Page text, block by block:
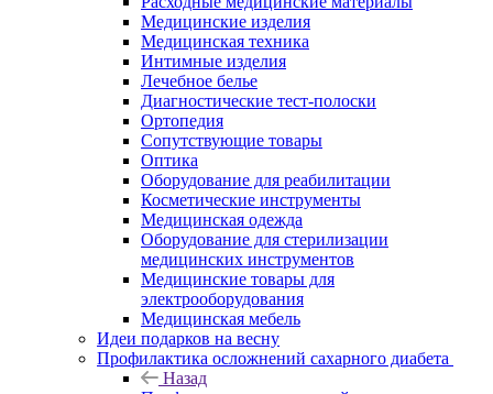
Медицинские изделия
Медицинская техника
Интимные изделия
Лечебное белье
Диагностические тест-полоски
Ортопедия
Сопутствующие товары
Оптика
Оборудование для реабилитации
Косметические инструменты
Медицинская одежда
Оборудование для стерилизации
медицинских инструментов
Медицинские товары для
электрооборудования
Медицинская мебель
Идеи подарков на весну
Профилактика осложнений сахарного диабета
Назад